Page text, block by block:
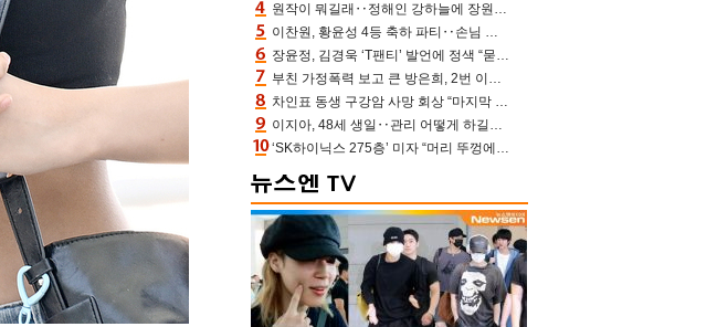
원작이 뭐길래‥정해인 강하늘에 장원영까지 참여한 이 영화
이찬원, 황윤성 4등 축하 파티‥손님 모으려 블랙핑크 지수와 친한 척(편스토랑)[어제TV]
장윤정, 김경욱 ‘T팬티’ 발언에 정색 “묻지 않았는데, 그것도 성희롱”(장공장)
부친 가정폭력 보고 큰 방은희, 2번 이혼 후 잠수→母 고독사에 자책(특종세상)[어제TV]
차인표 동생 구강암 사망 회상 “마지막 순간 동생 손 잡아준 신애라, 두고두고 고마워” (신애라이프)
이지아, 48세 생일‥관리 어떻게 하길래 놀라운 동안 미모
‘SK하이닉스 275층’ 미자 “머리 뚜껑에서 사, 주식만 안 해도 돈 버는 것”